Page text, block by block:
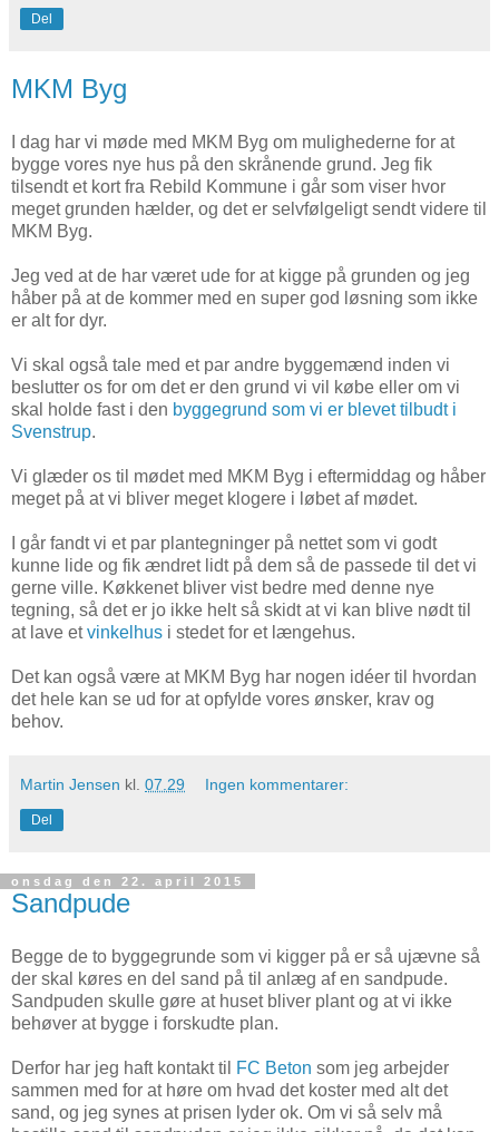
Del
MKM Byg
I dag har vi møde med MKM Byg om mulighederne for at
bygge vores nye hus på den skrånende grund. Jeg fik
tilsendt et kort fra Rebild Kommune i går som viser hvor
meget grunden hælder, og det er selvfølgeligt sendt videre til
MKM Byg.
Jeg ved at de har været ude for at kigge på grunden og jeg
håber på at de kommer med en super god løsning som ikke
er alt for dyr.
Vi skal også tale med et par andre byggemænd inden vi
beslutter os for om det er den grund vi vil købe eller om vi
skal holde fast i den byggegrund som vi er blevet tilbudt i
Svenstrup.
Vi glæder os til mødet med MKM Byg i eftermiddag og håber
meget på at vi bliver meget klogere i løbet af mødet.
I går fandt vi et par plantegninger på nettet som vi godt
kunne lide og fik ændret lidt på dem så de passede til det vi
gerne ville. Køkkenet bliver vist bedre med denne nye
tegning, så det er jo ikke helt så skidt at vi kan blive nødt til
at lave etvinkelhus i stedet for et længehus.
Det kan også være at MKM Byg har nogen idéer til hvordan
det hele kan se ud for at opfylde vores ønsker, krav og
behov.
Martin Jensen kl. 07.29 Ingen kommentarer:
Del
onsdag den 22. april 2015
Sandpude
Begge de to byggegrunde som vi kigger på er så ujævne så
der skal køres en del sand på til anlæg af en sandpude.
Sandpuden skulle gøre at huset bliver plant og at vi ikke
behøver at bygge i forskudte plan.
Derfor har jeg haft kontakt til FC Beton som jeg arbejder
sammen med for at høre om hvad det koster med alt det
sand, og jeg synes at prisen lyder ok. Om vi så selv må